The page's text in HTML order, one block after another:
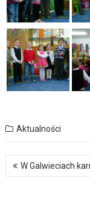
Aktualności
Nawigacja
wpisuW Galwieciach